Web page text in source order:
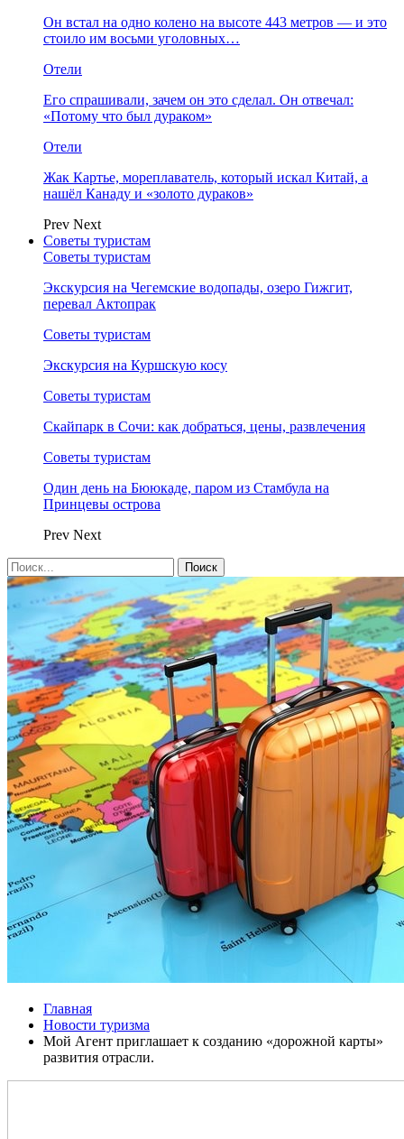
Он встал на одно колено на высоте 443 метров — и это
стоило им восьми уголовных…
Отели
Его спрашивали, зачем он это сделал. Он отвечал:
«Потому что был дураком»
Отели
Жак Картье, мореплаватель, который искал Китай, а
нашёл Канаду и «золото дураков»
Prev Next
Советы туристам
Советы туристам
Экскурсия на Чегемские водопады, озеро Гижгит,
перевал Актопрак
Советы туристам
Экскурсия на Куршскую косу
Советы туристам
Скайпарк в Сочи: как добраться, цены, развлечения
Советы туристам
Один день на Бююкаде, паром из Стамбула на
Принцевы острова
Prev Next
Главная
Новости туризма
Мой Агент приглашает к созданию «дорожной карты»
развития отрасли.